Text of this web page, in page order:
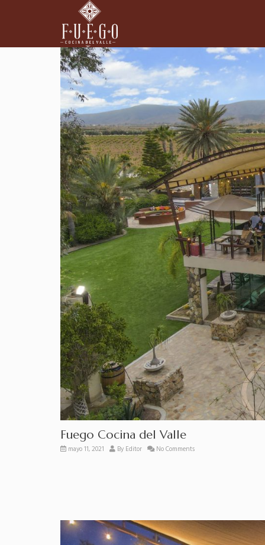
Fuego Cocina del Valle
mayo 11, 2021 By Editor No Comments